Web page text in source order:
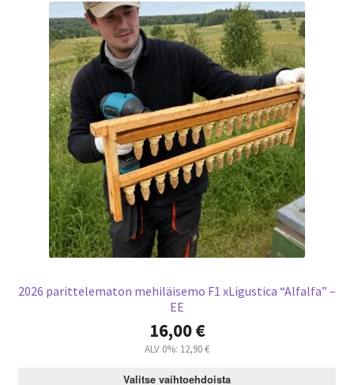
2026 parittelematon mehiläisemo F1 xLigustica “Alfalfa” –
EE
16,00€
ALV 0%: 12,90€
Valitse vaihtoehdoista